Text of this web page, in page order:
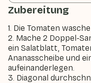
Zubereitung
1. Die Tomaten
2. Mache 2 Doppel-
ein Salatblatt,
Ananasscheibe und
aufeinanderlegen.
3. Diagonal